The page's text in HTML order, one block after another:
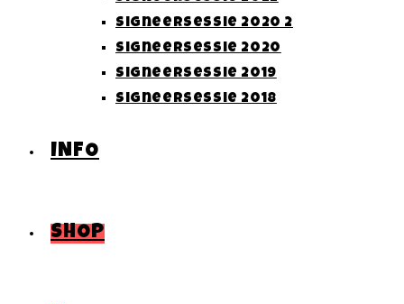
Signeersessie 2020 2
Signeersessie 2020
Signeersessie 2019
Signeersessie 2018
INFO
SHOP